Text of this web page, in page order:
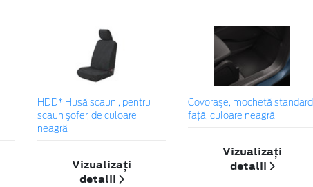
HDD* Husă scaun , pentru
scaun şofer, de culoare
neagră
Vizualizați
detalii
Covoraşe, mochetă standard
faţă, culoare neagră
Vizualizați
detalii